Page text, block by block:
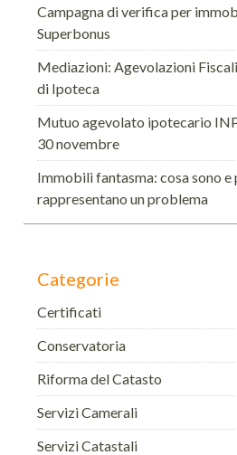
Campagna di verifica per
Superbonus
Mediazioni: Agevolazioni
di Ipoteca
Mutuo agevolato ipotecario
30 novembre
Immobili fantasma: cosa sono e
rappresentano un problema
Categorie
Certificati
Conservatoria
Riforma del Catasto
Servizi Camerali
Servizi Catastali